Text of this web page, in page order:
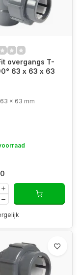
overgangs T-
63 x 63 x 63
x 63 mm